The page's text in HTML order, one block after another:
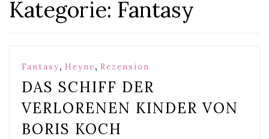
Kategorie: Fantasy
Fantasy, Heyne, Rezension
DAS SCHIFF DER
VERLORENEN KINDER VON
BORIS KOCH